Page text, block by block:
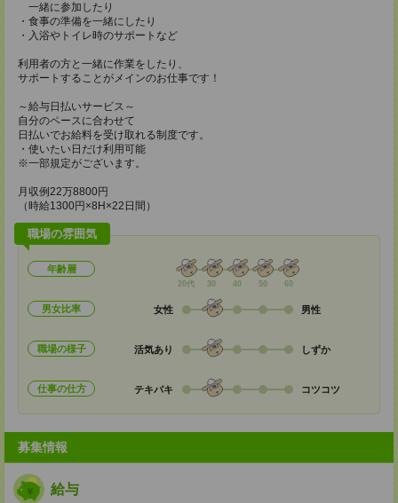
一緒に参加したり
・食事の準備を一緒にしたり
・入浴やトイレ時のサポートなど
利用者の方と一緒に作業をしたり、
サポートすることがメインのお仕事です！
～給与日払いサービス～
自分のペースに合わせて
日払いでお給料を受け取れる制度です。
・使いたい日だけ利用可能
※一部規定がございます。
月収例22万8800円
（時給1300円×8H×22日間）
職場の雰囲気
年齢層
20代 30 40 50 60
男女比率 女性 男性
職場の様子 活気あり しずか
仕事の仕方 テキパキ コツコツ
募集情報
給与